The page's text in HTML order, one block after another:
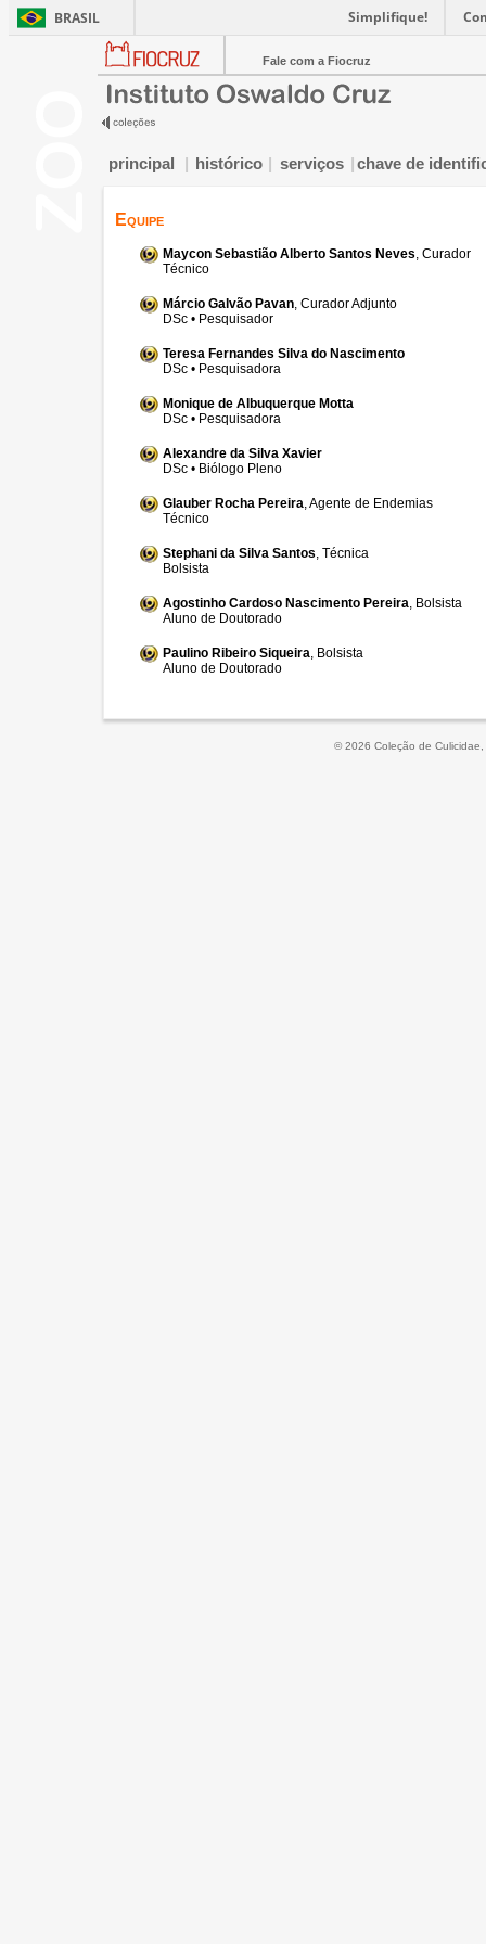
BRASIL Simplifique!
Fale com a Fiocruz
principal histórico serviços chave de
Equipe
Maycon Sebastião Alberto Santos Neves, Curador
Técnico
Márcio Galvão Pavan, Curador Adjunto
DSc • Pesquisador
Teresa Fernandes Silva do Nascimento
DSc • Pesquisadora
Monique de Albuquerque Motta
DSc • Pesquisadora
Alexandre da Silva Xavier
DSc • Biólogo Pleno
Glauber Rocha Pereira, Agente de Endemias
Técnico
Stephani da Silva Santos, Técnica
Bolsista
Agostinho Cardoso Nascimento Pereira, Bolsista
Aluno de Doutorado
Paulino Ribeiro Siqueira, Bolsista
Aluno de Doutorado
© 2026 Coleção de